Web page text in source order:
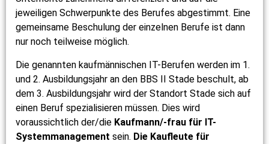
jeweiligen Schwerpunkte des Berufes abgestimmt. Eine
gemeinsame Beschulung der einzelnen Berufe ist dann
nur noch teilweise möglich.
Die genannten kaufmännischen IT-Berufen werden im 1.
und 2. Ausbildungsjahr an den BBS II Stade beschult, ab
dem 3. Ausbildungsjahr wird der Standort Stade sich auf
einen Beruf spezialisieren müssen. Dies wird
voraussichtlich der/die Kaufmann/-frau für IT-
Systemmanagement sein. Die Kaufleute für